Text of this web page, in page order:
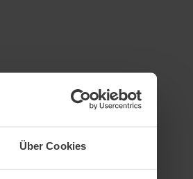
Über Cookies